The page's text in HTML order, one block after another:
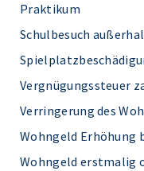
Praktikum
Schulbesuch
Vergnügungssteuer
Verringerung des
Wohngeld Erhöhung
Wohngeld erstmalig